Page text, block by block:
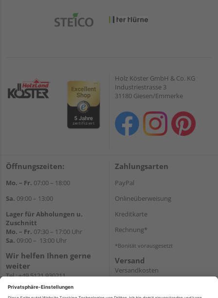
Holz Köster GmbH & Co. KG
Industriestrasse 3
31180 Giesen/Emmerke
Öffnungszeiten:
Mo. – Fr. 07:00 – 18:00
Sa. 09:00 – 13:00
Lager für Abholungen u.
Zuschnitt
Mo. – Fr. 07:30 – 17:00 Uhr
Sa. 09:00 – 13:00 Uhr
Wir helfen Ihnen gerne
weiter
Tel.:+49 5121 930211
E-Mail:holzlandshop@holzland-
Zahlungsarten
PayPal
Onlineüberweisung
Kreditkarte
Rechnung*
*Bonität vorausgesetzt
Versand
Versandkosten